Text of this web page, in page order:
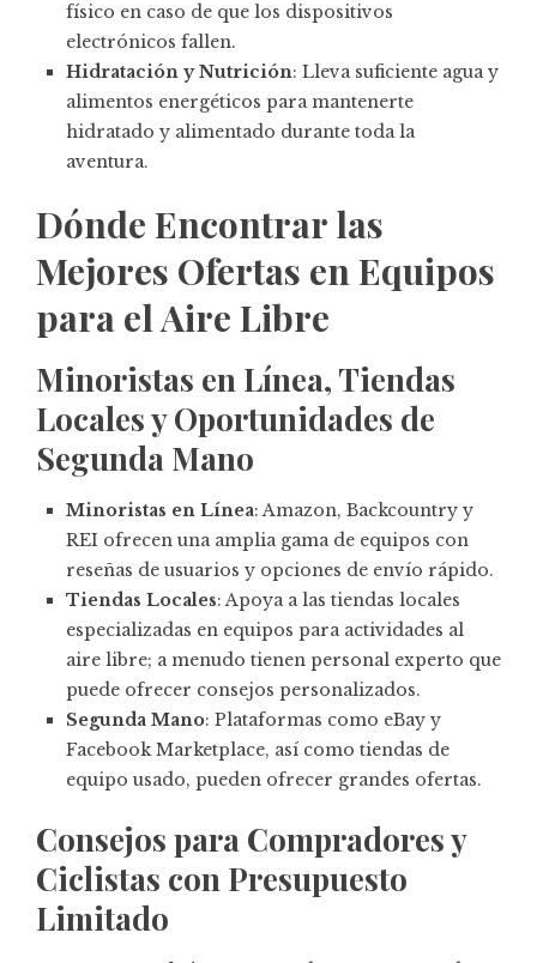
físico en caso de que los dispositivos
electrónicos fallen.
Hidratación y Nutrición: Lleva suficiente agua y
alimentos energéticos para mantenerte
hidratado y alimentado durante toda la
aventura.
Dónde Encontrar las
Mejores Ofertas en Equipos
para el Aire Libre
Minoristas en Línea, Tiendas
Locales y Oportunidades de
Segunda Mano
Minoristas en Línea: Amazon, Backcountry y
REI ofrecen una amplia gama de equipos con
reseñas de usuarios y opciones de envío rápido.
Tiendas Locales: Apoya a las tiendas locales
especializadas en equipos para actividades al
aire libre; a menudo tienen personal experto que
puede ofrecer consejos personalizados.
Segunda Mano: Plataformas como eBay y
Facebook Marketplace, así como tiendas de
equipo usado, pueden ofrecer grandes ofertas.
Consejos para Compradores y
Ciclistas con Presupuesto
Limitado